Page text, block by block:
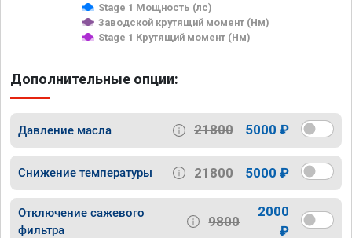
Stage 1 Мощность (лс)
Заводской крутящий момент (Нм)
Stage 1 Крутящий момент (Нм)
Дополнительные опции:
Давление масла 21800 5000 ₽
Снижение температуры 21800 5000 ₽
Отключение сажевого
фильтра
9800
2000
₽